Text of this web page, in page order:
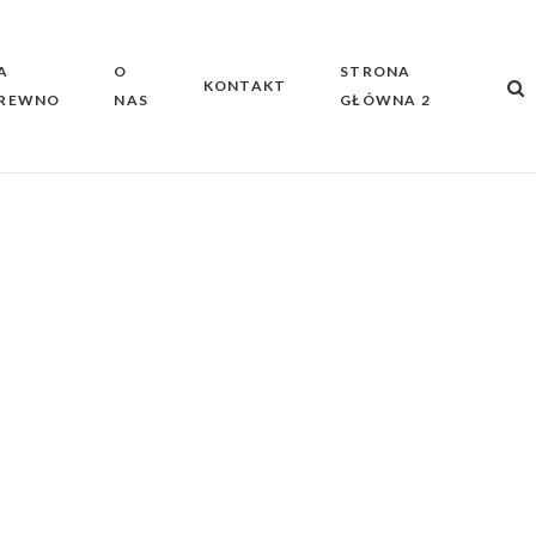
O
NAS
KONTAKT
STRONA
GŁÓWNA 2